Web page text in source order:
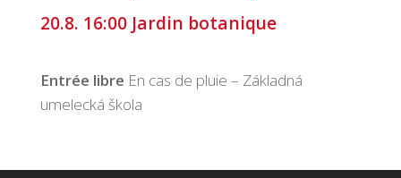
20.8. 16:00 Jardin botanique
Entrée libre En cas de pluie – Základná
umelecká škola